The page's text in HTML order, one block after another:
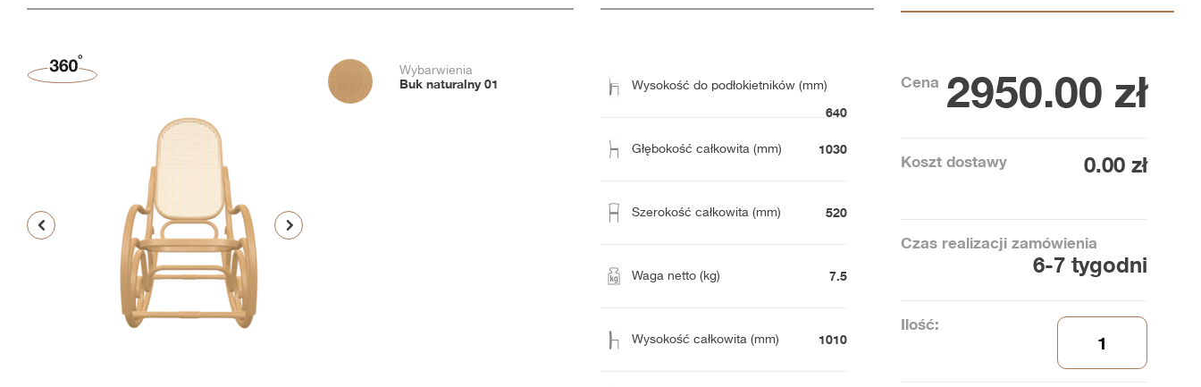
Wybarwienia
Buk naturalny 01 Wysokość do podłokietników (mm)
640
Głębokość całkowita (mm) 1030
Szerokość całkowita (mm) 520
Waga netto (kg) 7.5
Wysokość całkowita (mm) 1010
Cena 2950.00 zł
Koszt dostawy 0.00 zł
Czas realizacji zamówienia
6-7 tygodni
Ilość: